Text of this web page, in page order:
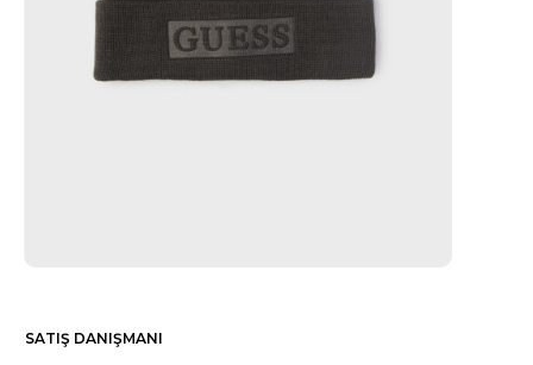
SATIŞ DANIŞMANI